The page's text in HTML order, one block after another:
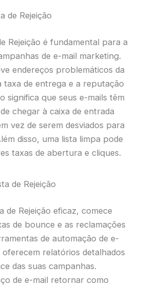
de Rejeição
Rejeição é fundamental para a
de e-mail marketing.
endereços problemáticos da
taxa de entrega e a reputação
significa que seus e-mails têm
chegar à caixa de entrada
vez de serem desviados para
disso, uma lista limpa pode
taxas de abertura e cliques.
de Rejeição
de Rejeição eficaz, comece
de bounce e as reclamações
de automação de e-
relatórios detalhados
das suas campanhas.
de e-mail retornar como